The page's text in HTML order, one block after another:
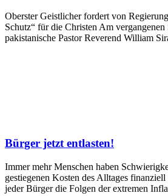
Oberster Geistlicher fordert von
Schutz“ für die Christen Am
pakistanische Pastor Reverend William
Bürger jetzt entlasten!
Immer mehr Menschen haben
gestiegenen Kosten des Alltages
jeder Bürger die Folgen der extremen